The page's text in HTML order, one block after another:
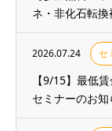
ネ・非化石転
2026.07.24 セ
【9/15】最低
セミナーのお知